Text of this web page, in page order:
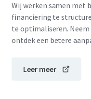
Wij werken samen met
financiering te
te optimaliseren.
ontdek een betere
Leer meer